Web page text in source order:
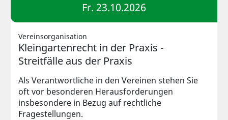
Fr. 23.10.2026
Vereinsorganisation
Kleingartenrecht in der Praxis -
Streitfälle aus der Praxis
Als Verantwortliche in den Vereinen stehen Sie
oft vor besonderen Herausforderungen
insbesondere in Bezug auf rechtliche
Fragestellungen.